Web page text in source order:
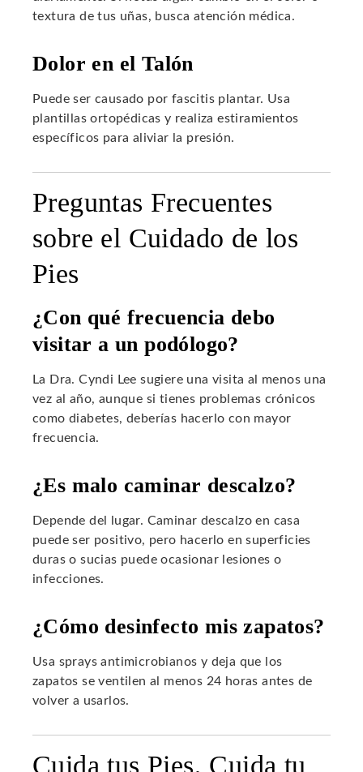
textura de tus uñas, busca atención médica.
Dolor en el Talón
Puede ser causado por fascitis plantar. Usa
plantillas ortopédicas y realiza estiramientos
específicos para aliviar la presión.
Preguntas Frecuentes
sobre el Cuidado de los
Pies
¿Con qué frecuencia debo
visitar a un podólogo?
La Dra. Cyndi Lee sugiere una visita al menos una
vez al año, aunque si tienes problemas crónicos
como diabetes, deberías hacerlo con mayor
frecuencia.
¿Es malo caminar descalzo?
Depende del lugar. Caminar descalzo en casa
puede ser positivo, pero hacerlo en superficies
duras o sucias puede ocasionar lesiones o
infecciones.
¿Cómo desinfecto mis zapatos?
Usa sprays antimicrobianos y deja que los
zapatos se ventilen al menos 24 horas antes de
volver a usarlos.
Cuida tus Pies, Cuida tu